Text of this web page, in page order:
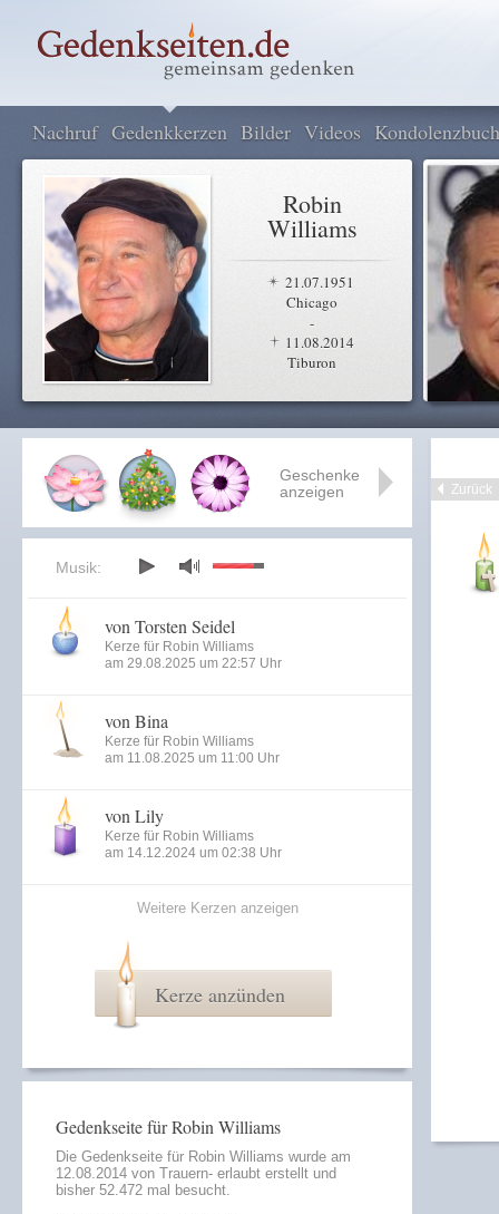
Nachruf Gedenkkerzen Bilder Videos Kondolenzbuch
Robin
Williams
21.07.1951
Chicago
-
11.08.2014
Tiburon
Zurück
Geschenke
anzeigen
Musik:
von Torsten Seidel
Kerze für Robin Williams
am 29.08.2025 um 22:57 Uhr
von Bina
Kerze für Robin Williams
am 11.08.2025 um 11:00 Uhr
von Lily
Kerze für Robin Williams
am 14.12.2024 um 02:38 Uhr
Weitere Kerzen anzeigen
Kerze anzünden
Gedenkseite für Robin Williams
Die Gedenkseite für Robin Williams wurde am
12.08.2014 von Trauern- erlaubt erstellt und
bisher 52.472 mal besucht.